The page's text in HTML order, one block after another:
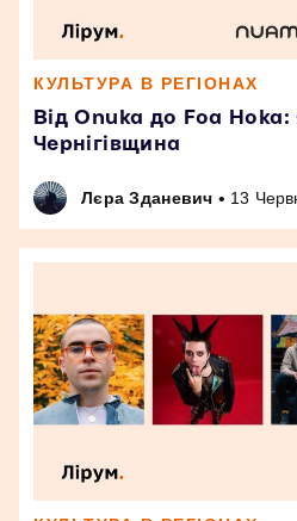
КУЛЬТУРА В РЕГІОНАХ
Від Onuka до Foa Hoka:
Чернігівщина
Лєра Зданевич • 13